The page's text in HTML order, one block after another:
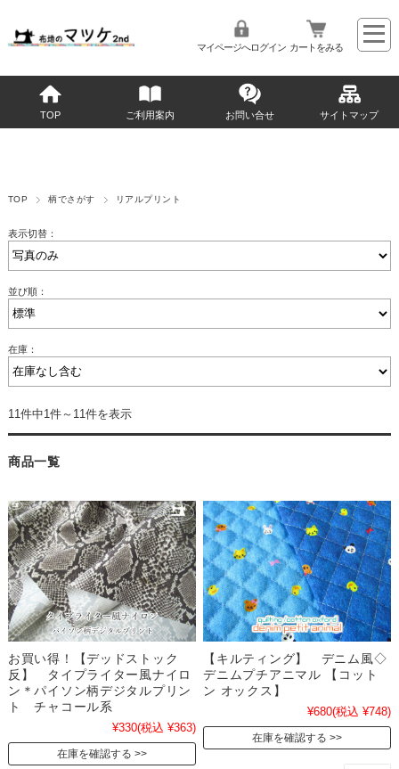
マイページへログイン カートをみる
TOP ご利用案内 お問い合せ サイトマップ
TOP 柄でさがす リアルプリント
表示切替：
並び順：
在庫：
11件中1件～11件を表示
商品一覧
お買い得！【デッドストック
反】 タイプライター風ナイロ
ン＊パイソン柄デジタルプリン
ト チャコール系
¥330(税込 ¥363)
在庫を確認する
【キルティング】 デニム風◇
デニムプチアニマル 【コット
ン オックス】
¥680(税込 ¥748)
在庫を確認する